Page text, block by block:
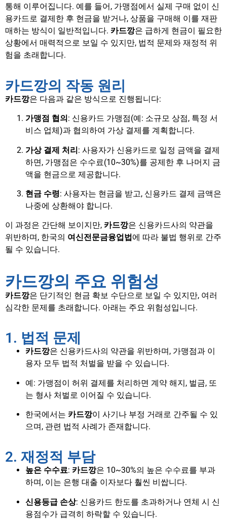
통해 이루어집니다. 예를 들어, 가맹점에서 실제 구매 없이 신
용카드로 결제한 후 현금을 받거나, 상품을 구매해 이를 재판
매하는 방식이 일반적입니다. 카드깡은 급하게 현금이 필요한
상황에서 매력적으로 보일 수 있지만, 법적 문제와 재정적 위
험을 초래합니다.
카드깡의 작동 원리
카드깡은 다음과 같은 방식으로 진행됩니다:
가맹점 협의 : 신용카드 가맹점(예: 소규모 상점, 특정 서
비스 업체)과 협의하여 가상 결제를 계획합니다.
가상 결제 처리: 사용자가 신용카드로 일정 금액을 결제
하면, 가맹점은 수수료(10~30%)를 공제한 후 나머지 금
액을 현금으로 제공합니다.
현금 수령: 사용자는 현금을 받고, 신용카드 결제 금액은
나중에 상환해야 합니다.
이 과정은 간단해 보이지만, 카드깡은 신용카드사의 약관을
위반하며, 한국의 여신전문금융업법 에 따라 불법 행위로 간주
될 수 있습니다.
카드깡의 주요 위험성
카드깡은 단기적인 현금 확보 수단으로 보일 수 있지만, 여러
심각한 문제를 초래합니다. 아래는 주요 위험성입니다.
1. 법적 문제
카드깡은 신용카드사의 약관을 위반하며, 가맹점과 이
용자 모두 법적 처벌을 받을 수 있습니다.
예: 가맹점이 허위 결제를 처리하면 계약 해지, 벌금, 또
는 형사 처벌로 이어질 수 있습니다.
한국에서는 카드깡이 사기나 부정 거래로 간주될 수 있
으며, 관련 법적 사례가 존재합니다.
2. 재정적 부담
높은 수수료: 카드깡은 10~30%의 높은 수수료를 부과
하며, 이는 은행 대출 이자보다 훨씬 비쌉니다.
신용등급 손상: 신용카드 한도를 초과하거나 연체 시 신
용점수가 급격히 하락할 수 있습니다.